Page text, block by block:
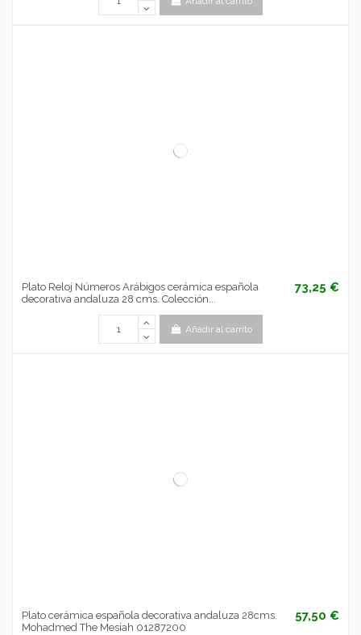
Plato Reloj Números Arábigos cerámica española
decorativa andaluza 28 cms. Colección...
73,25 €
Añadir al carrito
Plato cerámica española decorativa andaluza 28cms.
Mohadmed The Mesiah 01287200
57,50 €